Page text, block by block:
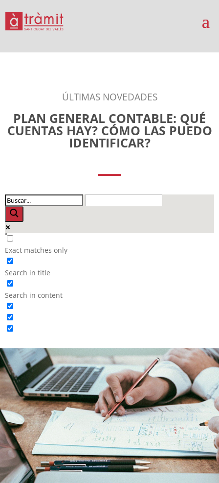
ÚLTIMAS NOVEDADES
PLAN GENERAL CONTABLE: QUÉ
CUENTAS HAY? CÓMO LAS PUEDO
IDENTIFICAR?
Exact matches only
Search in title
Search in content